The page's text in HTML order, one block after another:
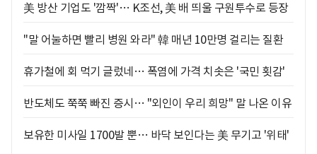
美 방산 기업도 '깜짝'… K조선, 美 배 띄울 구원투수로 등장
"말 어눌하면 빨리 병원 와라" 韓 매년 10만명 걸리는 질환
휴가철에 회 먹기 글렀네… 폭염에 가격 치솟은 '국민 횟감'
반도체도 쭉쭉 빠진 증시… "외인이 우리 희망" 말 나온 이유
보유한 미사일 1700발 뿐… 바닥 보인다는 美 무기고 '위태'